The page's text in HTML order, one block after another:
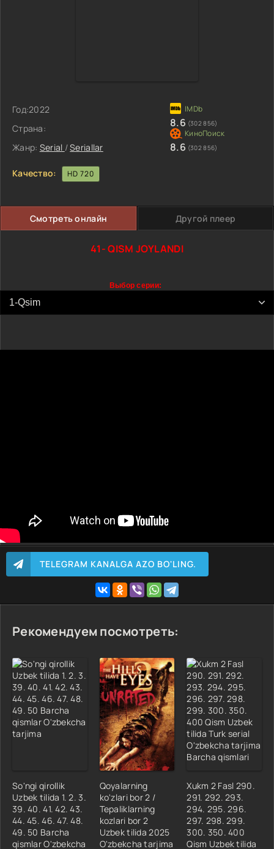
Год:2022
Страна:
Жанр: Serial /Seriallar
8.6 (302 856)
8.6 (302 856)
Качество: HD 720
Смотреть онлайн Другой плеер
41- QISM JOYLANDI
Выбор серии:
TELEGRAM KANALGA AZO BO'LING.
Рекомендуем посмотреть:
So'ngi qirollik
Uzbek tilida 1. 2. 3.
39. 40. 41. 42. 43.
44. 45. 46. 47. 48.
49. 50 Barcha
qismlar O'zbekcha
Qoyalarning
ko'zlari bor 2 /
Tepaliklarning
kozlari bor 2
Uzbek tilida 2025
O'zbekcha tarjima
Xukm 2 Fasl 290.
291. 292. 293.
294. 295. 296.
297. 298. 299.
300. 350. 400
Qism Uzbek tilida